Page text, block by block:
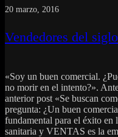
20 marzo, 2016
Vendedores del
«Soy un buen comercial.
no morir en el intento?».
anterior post «Se buscan
pregunta: ¿Un buen
fundamental para el éxito en
sanitaria y VENTAS es la